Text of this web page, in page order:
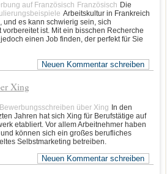
auf Französisch Französisch Die
Arbeitskultur in Frankreich
und es kann schwierig sein, sich
ist. Mit ein bisschen Recherche
einen Job finden, der perfekt für Sie
Neuen Kommentar schreiben
Xing
Bewerbungsschreiben über Xing In den
Jahren hat sich Xing für Berufstätige auf
etabliert. Vor allem Arbeitnehmer haben
können sich ein großes berufliches
Selbstmarketing betreiben.
Neuen Kommentar schreiben